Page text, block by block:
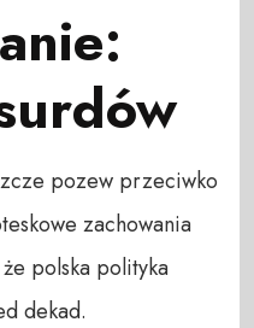
pozew przeciwko
zachowania
polska polityka
dekad.